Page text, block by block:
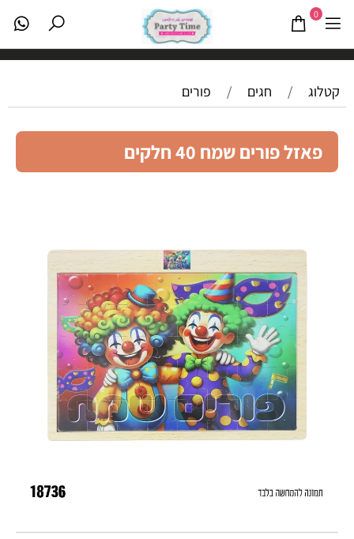
0
קטלוג / חגים / פורים
פאזל פורים שמח 40 חלקים